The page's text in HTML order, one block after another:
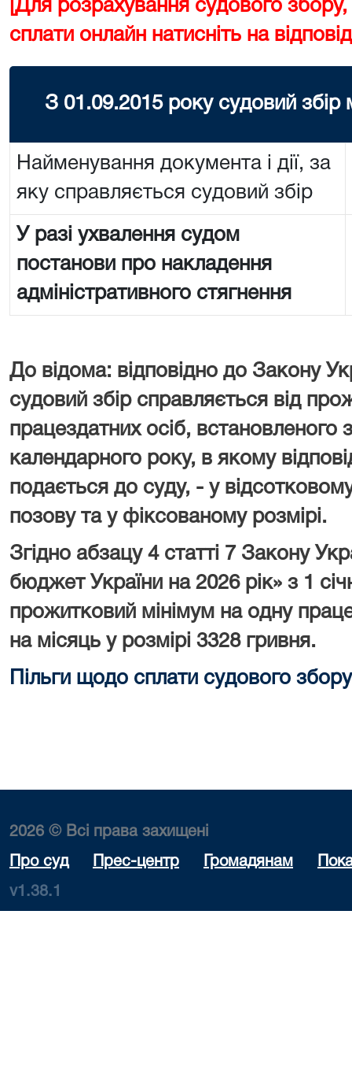
[Для розрахування судового
сплати онлайн натисніть на
З 01.09.2015 року судовий
Найменування документа і дії, за
яку справляється судовий збір
У разі ухвалення судом
постанови про накладення
адміністративного стягнення
До відома: відповідно до Закону
судовий збір справляється від
працездатних осіб, встановленого
календарного року, в якому
подається до суду, - у
позову та у фіксованому розмірі.
Згідно абзацу 4 статті 7 Закону
бюджет України на 2026 рік» з 1
прожитковий мінімум на одну
на місяць у розмірі 3328 гривня.
Пільги щодо сплати судового збору
2026 © Всі права захищені
Про суд Прес-центр Громадянам
v1.38.1